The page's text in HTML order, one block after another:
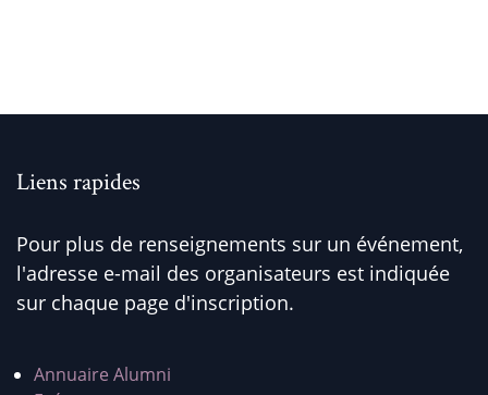
Liens rapides
Pour plus de renseignements sur un événement,
l'adresse e-mail des organisateurs est indiquée
sur chaque page d'inscription.
Annuaire Alumni